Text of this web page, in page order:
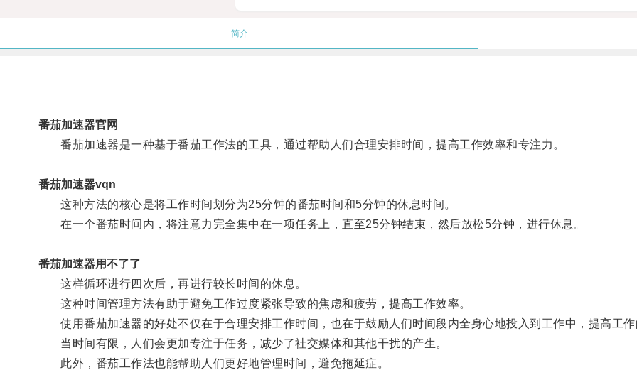
简介
番茄加速器官网
番茄加速器是一种基于番茄工作法的工具，通过帮助人们合理安排时间，提高工作效率和专注力。
番茄加速器vqn
这种方法的核心是将工作时间划分为25分钟的番茄时间和5分钟的休息时间。
在一个番茄时间内，将注意力完全集中在一项任务上，直至25分钟结束，然后放松5分钟，进行休息。
番茄加速器用不了了
这样循环进行四次后，再进行较长时间的休息。
这种时间管理方法有助于避免工作过度紧张导致的焦虑和疲劳，提高工作效率。
使用番茄加速器的好处不仅在于合理安排工作时间，也在于鼓励人们时间段内全身心地投入到工作中，提高工
当时间有限，人们会更加专注于任务，减少了社交媒体和其他干扰的产生。
此外，番茄工作法也能帮助人们更好地管理时间，避免拖延症。